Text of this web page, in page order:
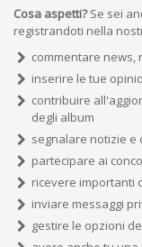
Cosa aspetti?Se sei
registrandoti nella
commentare news,
inserire le tue
contribuire
degli album
segnalare notizie e
partecipare ai
ricevere importanti
inviare messaggi
gestire le opzioni